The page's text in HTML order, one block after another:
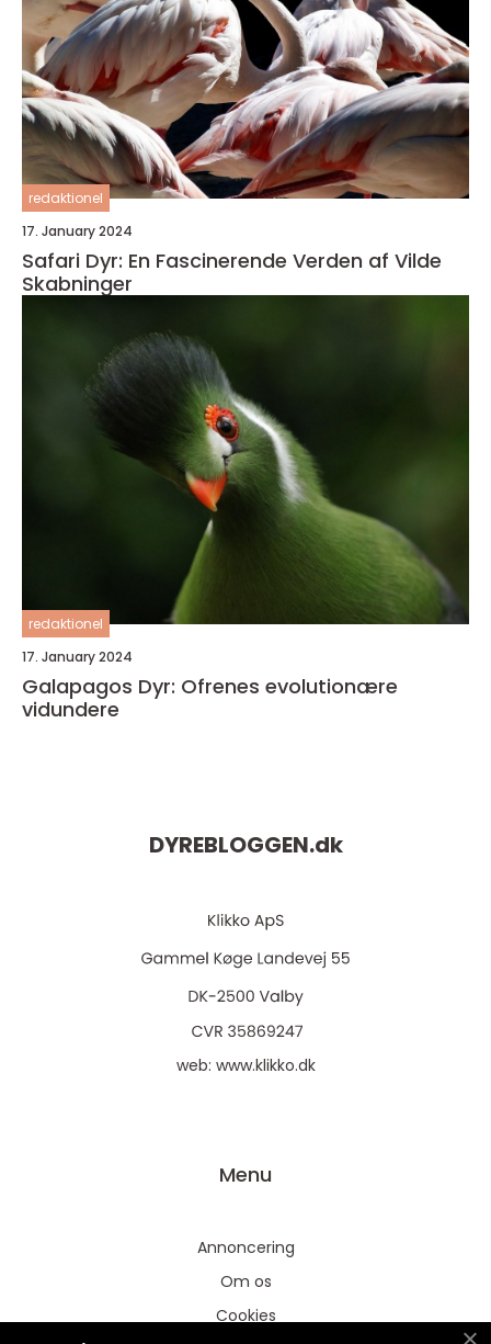
redaktionel
17. January 2024
Safari Dyr: En Fascinerende Verden af Vilde
Skabninger
redaktionel
17. January 2024
Galapagos Dyr: Ofrenes evolutionære
vidundere
DYREBLOGGEN.dk
web: www.klikko.dk
Menu
Annoncering
Om os
Cookies